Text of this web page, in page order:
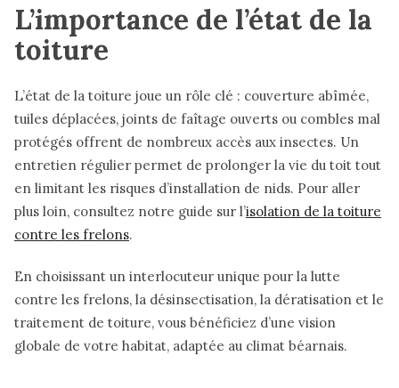
L’importance de l’état de la
toiture
L’état de la toiture joue un rôle clé : couverture abîmée,
tuiles déplacées, joints de faîtage ouverts ou combles mal
protégés offrent de nombreux accès aux insectes. Un
entretien régulier permet de prolonger la vie du toit tout
en limitant les risques d’installation de nids. Pour aller
plus loin, consultez notre guide sur l’isolation de la toiture
contre les frelons.
En choisissant un interlocuteur unique pour la lutte
contre les frelons, la désinsectisation, la dératisation et le
traitement de toiture, vous bénéficiez d’une vision
globale de votre habitat, adaptée au climat béarnais.